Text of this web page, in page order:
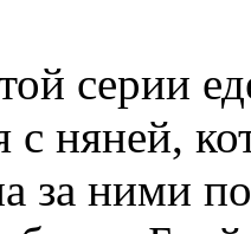
серии
с няней,
за ними